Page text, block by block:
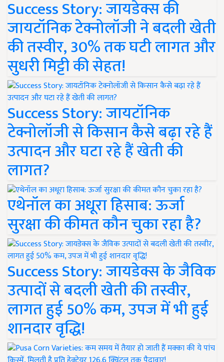
Success Story: जायडेक्स की
जायटॉनिक टेक्नोलॉजी ने बदली खेती
की तस्वीर, 30% तक घटी लागत और
सुधरी मिट्टी की सेहत!
Success Story: जायटॉनिक
टेक्नोलॉजी से किसान कैसे बढ़ा रहे हैं
उत्पादन और घटा रहे हैं खेती की
लागत?
एथेनॉल का अधूरा हिसाब: ऊर्जा
सुरक्षा की कीमत कौन चुका रहा है?
Success Story: जायडेक्स के जैविक
उत्पादों से बदली खेती की तस्वीर,
लागत हुई 50% कम, उपज में भी हुई
शानदार वृद्धि!